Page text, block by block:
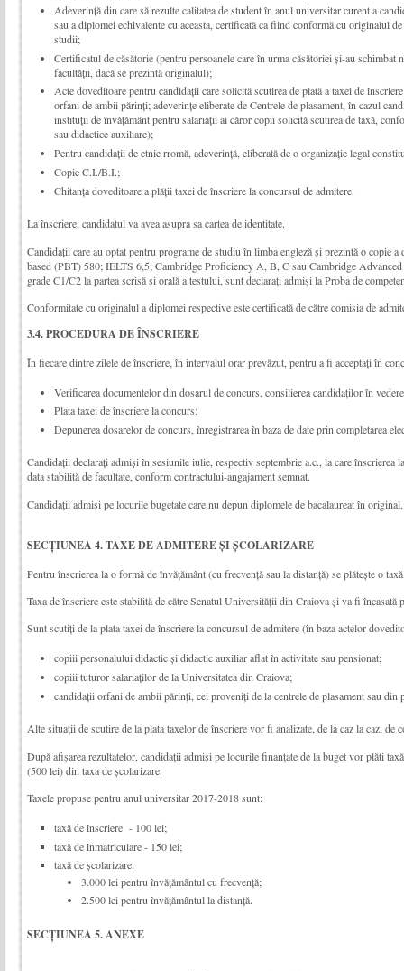
Adeverinţă din care să rezulte calitatea de student în anul universitar curent a
sau a diplomei echivalente cu aceasta, certificată ca fiind conformă cu originalul
studii;
Certificatul de căsătorie (pentru persoanele care în urma căsătoriei şi-au schimbat
facultăţii, dacă se prezintă originalul);
Acte doveditoare pentru candidaţii care solicită scutirea de plată a taxei de
orfani de ambii părinţi; adeve­rinţe eliberate de Centrele de plasament, în cazul
instituții de învățământ pentru salariaţii ai căror copii solicită scutirea de taxă,
sau didactice auxiliare);
Pentru candidaţii de etnie rromă, adeverinţă, eliberată de o organizaţie legal
Copie C.I./B.I.;
Chitanţa doveditoare a plății taxei de înscriere la concursul de admitere.
La înscriere, candidatul va avea asupra sa cartea de identitate.
Candidații care au optat pentru programe de studiu în limba engleză și prezintă o
based (PBT) 580; IELTS 6,5; Cambridge Proficiency A, B, C sau Cambridge
grade C1/C2 la partea scrisă și orală a testului, sunt declarați admiși la Proba de
Conformitate cu originalul a diplomei respective este certificată de către comisia de
3.4. PROCEDURA DE ÎNSCRIERE
În fiecare dintre zilele de înscriere, în intervalul orar prevăzut, pentru a fi acceptați în
Verificarea documentelor din dosarul de concurs, consilierea candidaților în
Plata taxei de înscriere la concurs;
Depunerea dosarelor de concurs, înregistrarea în baza de date prin completarea
Candidaţii declaraţi admişi în sesiunile iulie, respectiv septembrie a.c., la care
data stabilită de facultate, con­­­­form contractului-angajament semnat.
Candidații admiși pe locurile bugetate care nu depun diplomele de bacalaureat în
SECȚIUNEA 4. TAXE DE ADMITERE ȘI ȘCOLARIZARE
Pentru înscrierea la o formă de învățământ (cu frecvență sau la distanță) se plătește o
Taxa de înscriere este stabilită de către Senatul Universității din Craiova și va fi înca­­sată
Sunt scutiţi de la plata taxei de înscriere la concursul de admitere (în baza actelor
copiii personalului didactic și didactic auxiliar aflat în activitate sau pensionat;
copiii tuturor salariaţilor de la Universitatea din Craiova;
candidaţii orfani de ambii părinţi, cei proveniţi de la centrele de plasament sau din
Alte situaţii de scutire de la plata taxelor de înscriere vor fi analizate, de la caz la caz, de
După afişarea rezultatelor, candidaţii admişi pe locurile finanţate de la buget vor plăti
(500 lei) din taxa de şcolarizare.
Taxele propuse pentru anul universitar 2017-2018 sunt:
taxă de înscriere - 100 lei;
taxă de înmatriculare - 150 lei;
taxă de şcolarizare:
3.000 lei pentru învățământul cu frecvență;
2.500 lei pentru învățământul la distanță.
SECȚIUNEA 5. ANEXE